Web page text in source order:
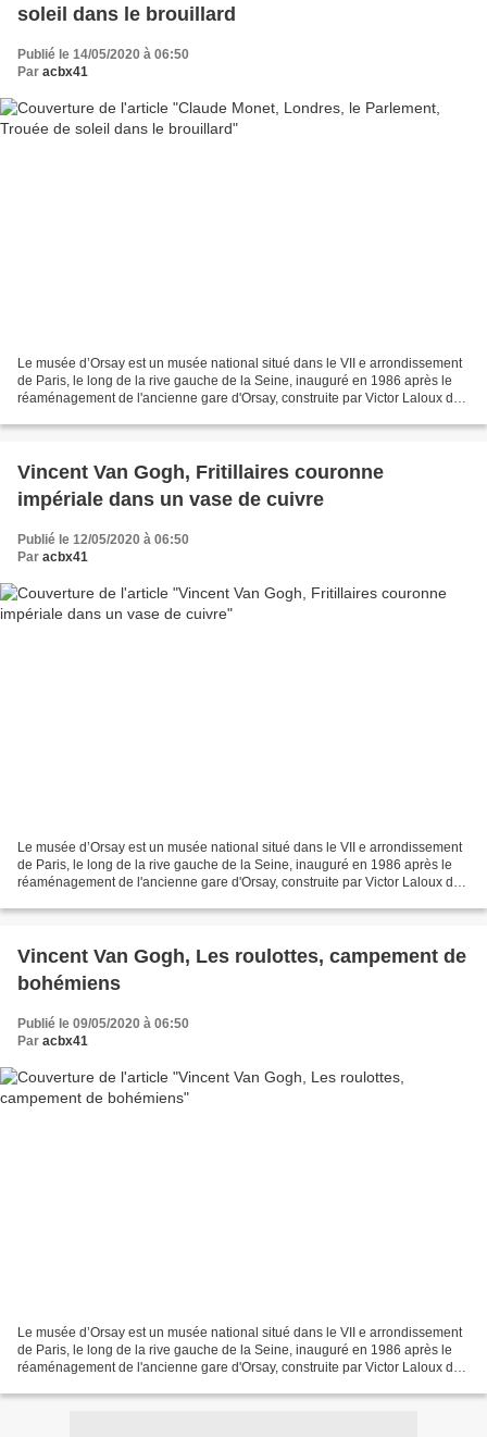
soleil dans le brouillard
Publié le 14/05/2020 à 06:50
Par acbx41
Le musée d’Orsay est un musée national situé dans le VII e arrondissement
de Paris, le long de la rive gauche de la Seine, inauguré en 1986 après le
réaménagement de l'ancienne gare d'Orsay, construite par Victor Laloux de
Vincent Van Gogh, Fritillaires couronne
impériale dans un vase de cuivre
Publié le 12/05/2020 à 06:50
Par acbx41
Le musée d’Orsay est un musée national situé dans le VII e arrondissement
de Paris, le long de la rive gauche de la Seine, inauguré en 1986 après le
réaménagement de l'ancienne gare d'Orsay, construite par Victor Laloux de
Vincent Van Gogh, Les roulottes, campement de
bohémiens
Publié le 09/05/2020 à 06:50
Par acbx41
Le musée d’Orsay est un musée national situé dans le VII e arrondissement
de Paris, le long de la rive gauche de la Seine, inauguré en 1986 après le
réaménagement de l'ancienne gare d'Orsay, construite par Victor Laloux de